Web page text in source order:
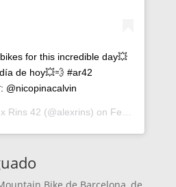
for this incredible day💥
de hoy💥💨 #ar42
@nicopinacalvin
Rins 42 (@alexrins) on Feb 19, 2019 at 1:26pm PST